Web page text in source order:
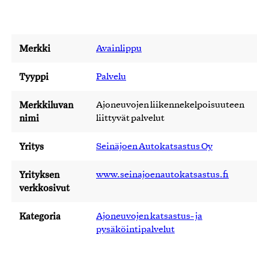
Merkki Avainlippu
Tyyppi Palvelu
Merkkiluvan
nimi
Ajoneuvojen liikennekelpoisuuteen
liittyvät palvelut
Yritys Seinäjoen Autokatsastus Oy
Yrityksen
verkkosivut
www.seinajoenautokatsastus.fi
Kategoria
Ajoneuvojen katsastus- ja
pysäköintipalvelut